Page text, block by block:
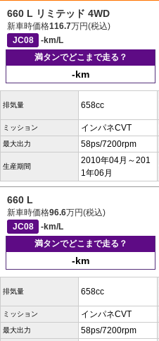
660 L リミテッド 4WD
新車時価格116.7万円(税込)
JC08
-km/L
満タンでどこまで走る？
-km
排気量 658cc
ミッション インパネCVT
最大出力 58ps/7200rpm
生産期間
2010年04月～201
1年06月
660 L
新車時価格96.6万円(税込)
JC08
-km/L
満タンでどこまで走る？
-km
排気量 658cc
ミッション インパネCVT
最大出力 58ps/7200rpm